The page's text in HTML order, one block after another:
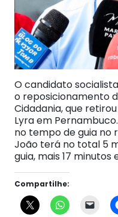
O candidato
o reposicionamento
Cidadania, que
Lyra em
no tempo de guia no
João terá no total 5
guia, mais 17 minutos
Compartilhe: